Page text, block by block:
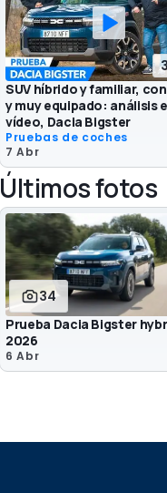
SUV híbrido y familiar, con
y muy equipado: análisis
vídeo, Dacia Bigster
Pruebas de coches
7 Abr
Últimos fotos
34
Prueba Dacia Bigster
2026
6 Abr